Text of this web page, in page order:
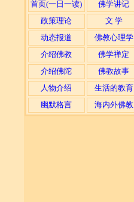
首页(一日一读)
佛学讲记
政策理论
文 学
动态报道
佛教心理学
介绍佛教
佛学禅定
介绍佛陀
佛教故事
人物介绍
生活的教育
幽默格言
海内外佛教